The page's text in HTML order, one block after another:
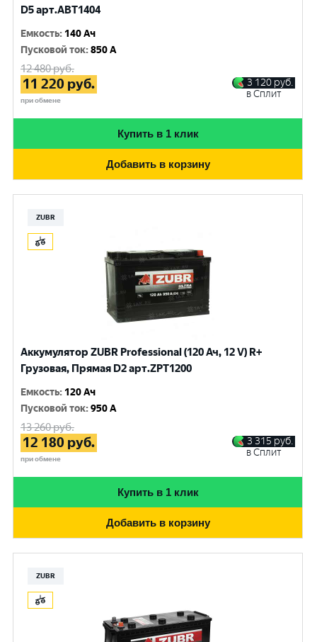
D5 арт.ABT1404
Емкость: 140 Ач
Пусковой ток:850 A
12 480руб.
11 220 руб.
при обмене
3 120 руб.
в Сплит
Купить в 1 клик
Добавить в корзину
ZUBR
Аккумулятор ZUBR Professional (120 Ач, 12 V) R+
Грузовая, Прямая D2 арт.ZPT1200
Емкость: 120 Ач
Пусковой ток:950 A
13 260руб.
12 180 руб.
при обмене
3 315 руб.
в Сплит
Купить в 1 клик
Добавить в корзину
ZUBR